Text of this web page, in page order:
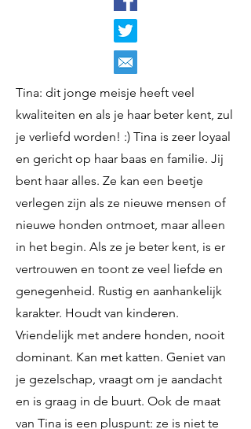
Tina: dit jonge meisje heeft veel
kwaliteiten en als je haar beter kent, zul
je verliefd worden! :) Tina is zeer loyaal
en gericht op haar baas en familie. Jij
bent haar alles. Ze kan een beetje
verlegen zijn als ze nieuwe mensen of
nieuwe honden ontmoet, maar alleen
in het begin. Als ze je beter kent, is er
vertrouwen en toont ze veel liefde en
genegenheid. Rustig en aanhankelijk
karakter. Houdt van kinderen.
Vriendelijk met andere honden, nooit
dominant. Kan met katten. Geniet van
je gezelschap, vraagt om je aandacht
en is graag in de buurt. Ook de maat
van Tina is een pluspunt: ze is niet te